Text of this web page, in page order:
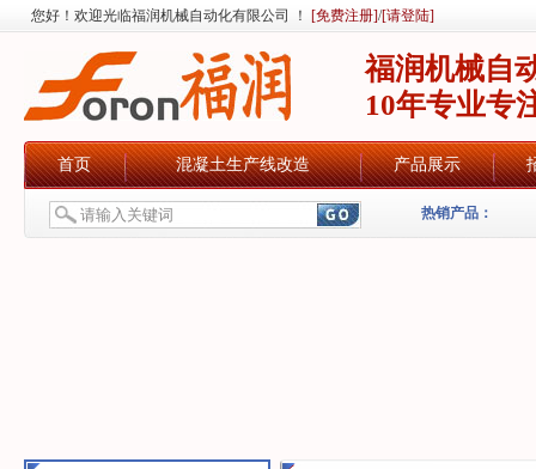
您好！欢迎光临福润机械自动化有限公司 ！ [免费注册]/[请登陆]
福润机械自
10年专业专
首页 混凝土生产线改造 产品展示
热销产品：